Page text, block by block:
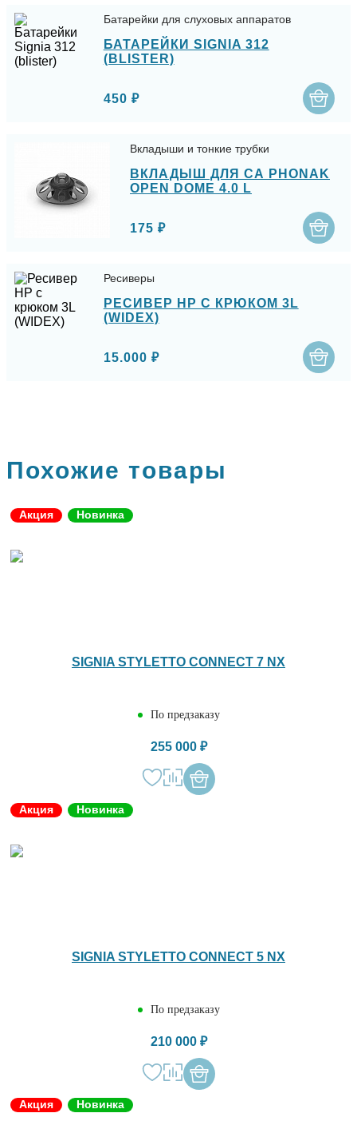
Батарейки для слуховых аппаратов
БАТАРЕЙКИ SIGNIA 312
(BLISTER)
450 ₽
Вкладыши и тонкие трубки
ВКЛАДЫШ ДЛЯ СА PHONAK
OPEN DOME 4.0 L
175 ₽
Ресиверы
РЕСИВЕР HP С КРЮКОМ 3L
(WIDEX)
15.000 ₽
Похожие товары
Акция Новинка
SIGNIA STYLETTO CONNECT 7 NX
По предзаказу
255 000 ₽
Акция Новинка
SIGNIA STYLETTO CONNECT 5 NX
По предзаказу
210 000 ₽
Акция Новинка